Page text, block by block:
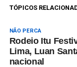
TÓPICOS
NÃO PERCA
Rodeio Itu
Lima, Luan
nacional